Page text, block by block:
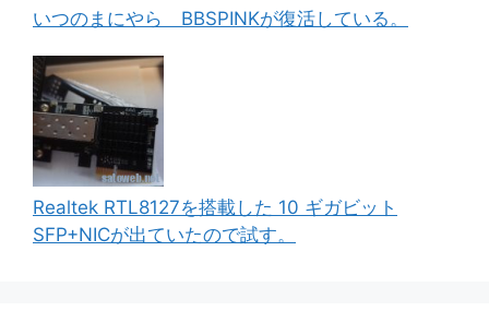
いつのまにやら BBSPINKが復活している。
Realtek RTL8127を搭載した 10 ギガビット
SFP+NICが出ていたので試す。